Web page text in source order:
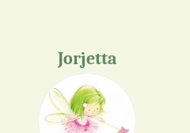
Jorjetta